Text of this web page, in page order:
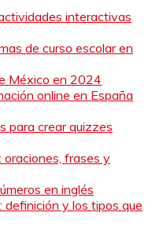
interactivas
de curso escolar en
México en 2024
online en España
para crear quizzes
frases y
en inglés
definición y los tipos que